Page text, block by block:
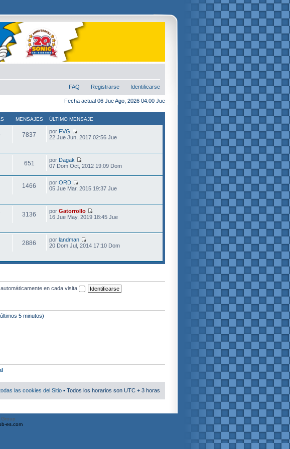
FAQ Registrarse Identificarse
Fecha actual 06 Jue Ago, 2026 04:00 Jue
MENSAJES ÚLTIMO MENSAJE
7837 por FVG
22 Jue Jun, 2017 02:56 Jue
651 por Dagak
07 Dom Oct, 2012 19:09 Dom
1466 por ORD
05 Jue Mar, 2015 19:37 Jue
3136 por Gatorrollo
16 Jue May, 2019 18:45 Jue
2886 por landman
20 Dom Jul, 2014 17:10 Dom
en cada visita
5 minutos)
las cookies del Sitio • Todos los horarios son UTC + 3 horas
es.com